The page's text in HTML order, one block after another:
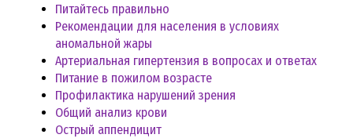
Питайтесь правильно
Рекомендации для населения в условиях
аномальной жары
Артериальная гипертензия в вопросах и ответах
Питание в пожилом возрасте
Профилактика нарушений зрения
Общий анализ крови
Острый аппендицит